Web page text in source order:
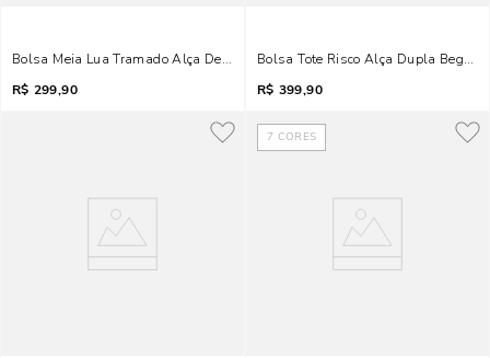
Bolsa Meia Lua Tramado Alça De Ombro Bege Areia
R$ 299,90
Bolsa Tote Risco Alça Dupla Bege
R$ 399,90
7 CORES